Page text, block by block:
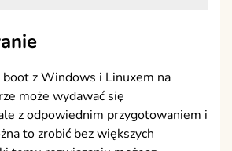
boot z Windows i Linuxem na
może wydawać się
z odpowiednim przygotowaniem i
to zrobić bez większych